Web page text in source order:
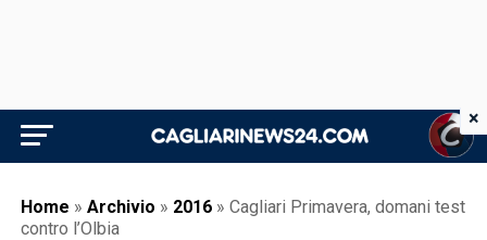
Home » Archivio » 2016 » Cagliari Primavera, domani test
contro l’Olbia
×